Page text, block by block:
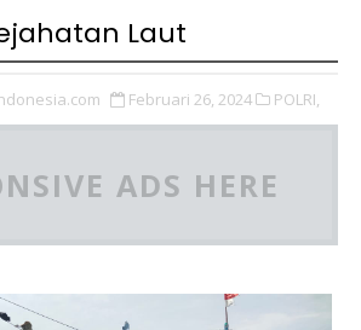
Laut
Februari 26, 2024 POLRI,
ADS HERE